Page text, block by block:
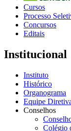
Cursos
Processo
Concursos
Editais
Institucional
Instituto
Histórico
Organograma
Equipe
Conselhos
Colégio